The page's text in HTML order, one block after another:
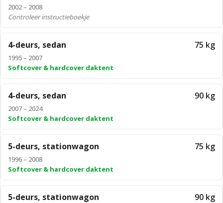
2002 – 2008
Controleer instructieboekje
4-deurs, sedan
1995 – 2007
75 kg
Softcover & hardcover daktent
4-deurs, sedan
2007 – 2024
90 kg
Softcover & hardcover daktent
5-deurs, stationwagon
1996 – 2008
75 kg
Softcover & hardcover daktent
5-deurs, stationwagon 90 kg